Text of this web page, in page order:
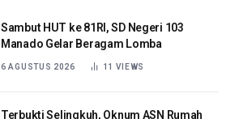
Sambut HUT ke 81RI, SD Negeri 103
Manado Gelar Beragam Lomba
6 AGUSTUS 2026 11 VIEWS
Terbukti Selingkuh, Oknum ASN Rumah